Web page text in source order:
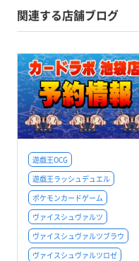
関連する店舗ブログ
遊戯王OCG
遊戯王ラッシュデュエル
ポケモンカードゲーム
ヴァイスシュヴァルツ
ヴァイスシュヴァルツブラウ
ヴァイスシュヴァルツロゼ